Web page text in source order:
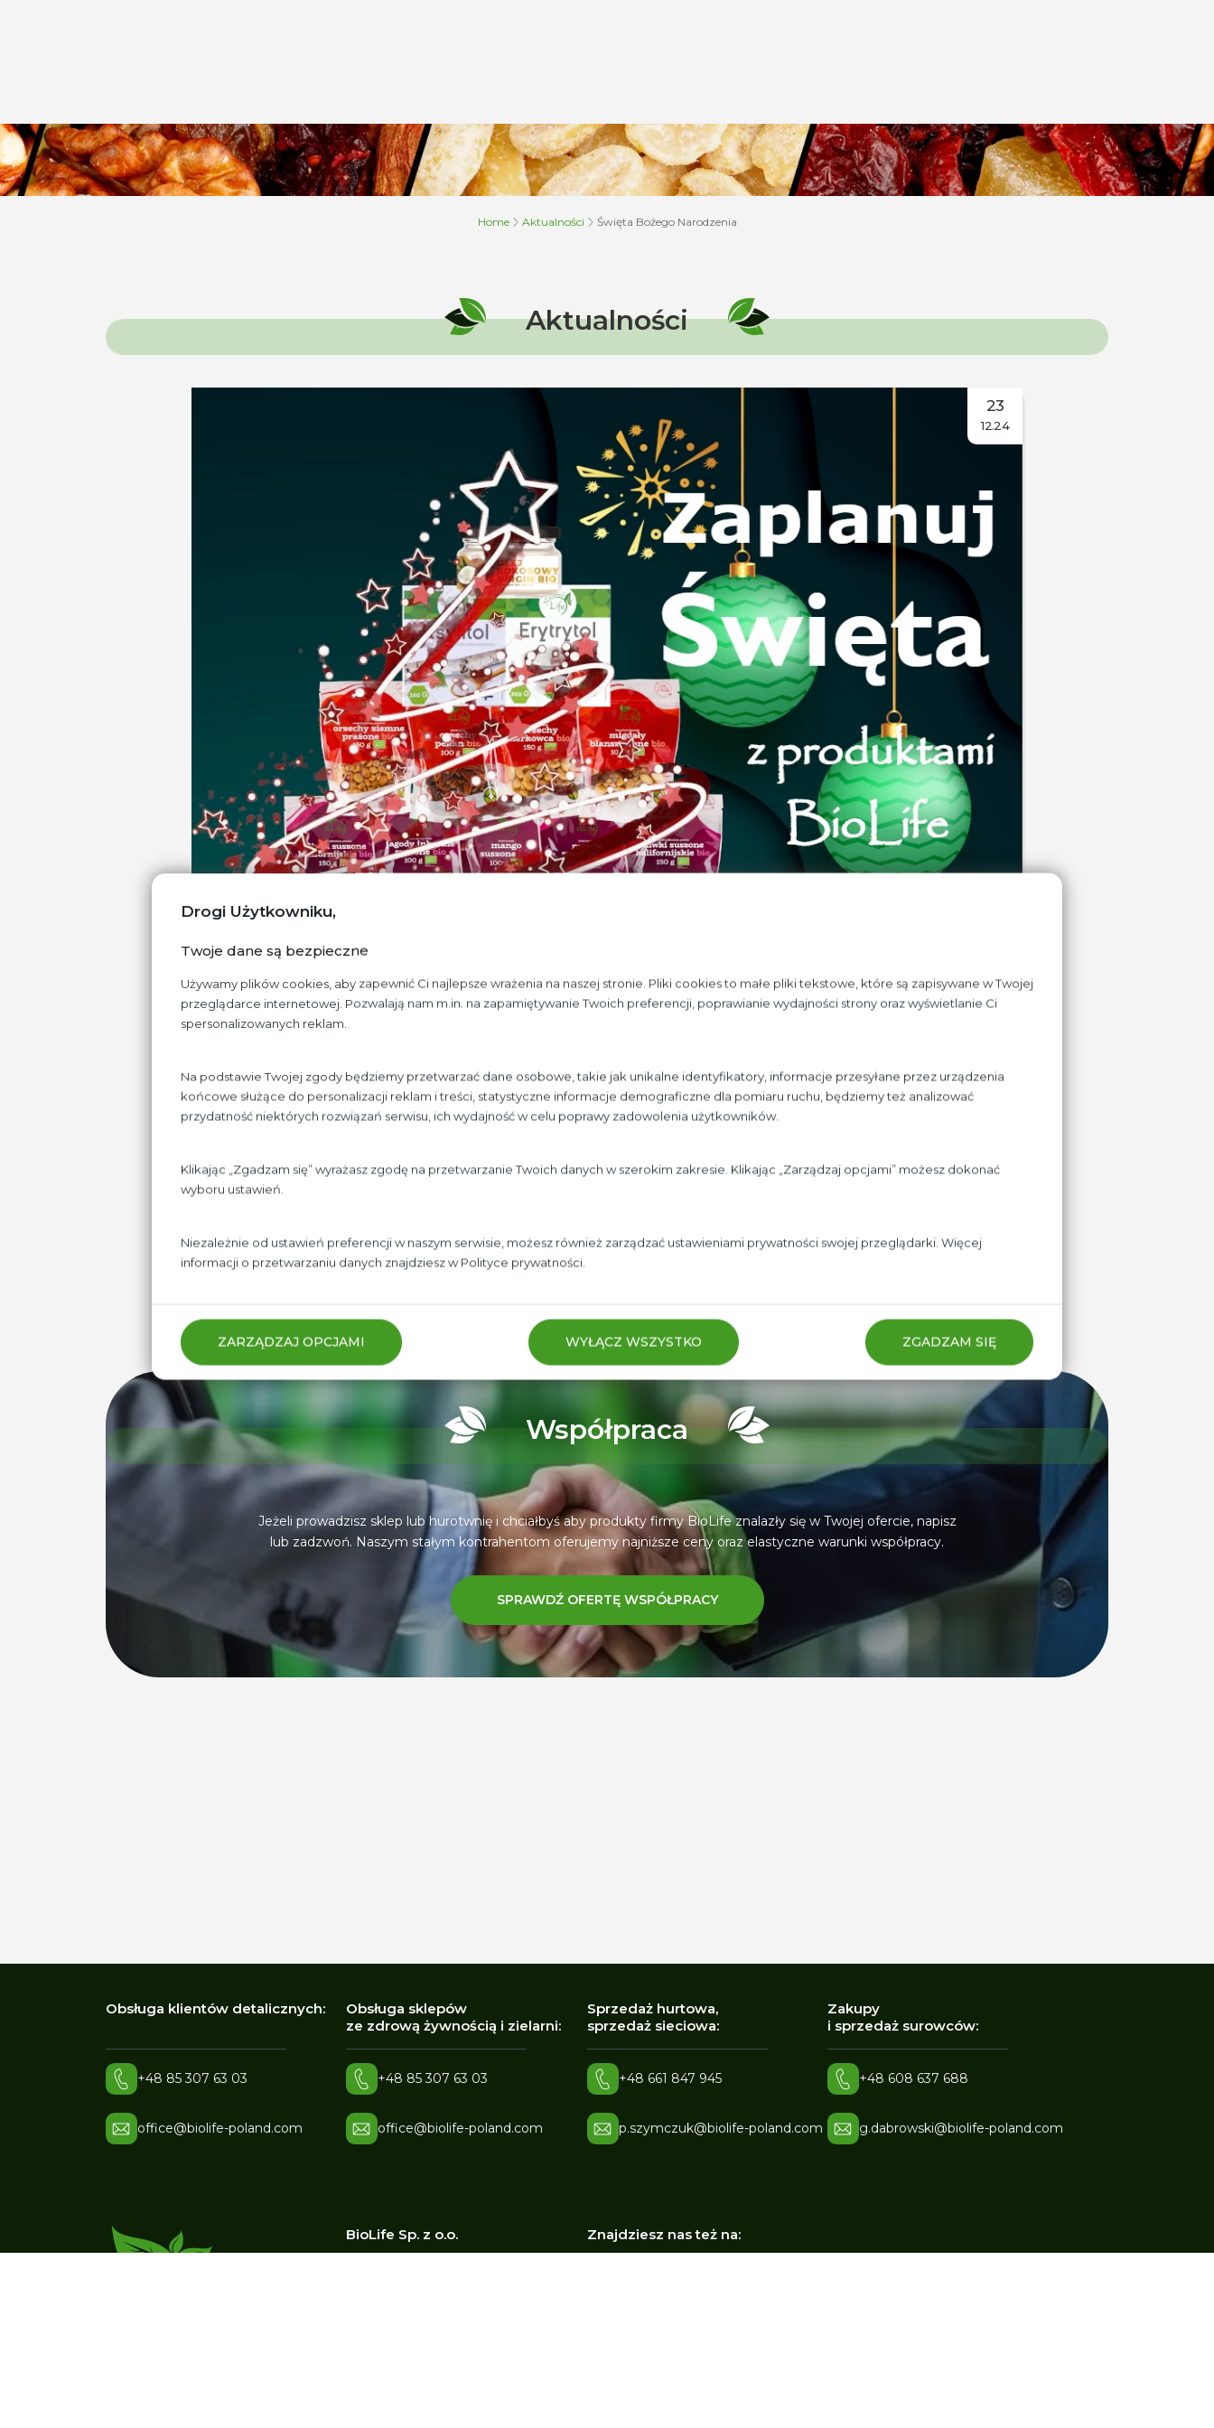
Drogi Użytkowniku,
Twoje dane są bezpieczne
Używamy plików cookies, aby zapewnić Ci najlepsze wrażenia na naszej stronie. Pliki cookies to małe pliki tekstowe, które są zapisywane w Twojej
przeglądarce internetowej. Pozwalają nam m.in. na zapamiętywanie Twoich preferencji, poprawianie wydajności strony oraz wyświetlanie Ci
spersonalizowanych reklam.
Na podstawie Twojej zgody będziemy przetwarzać dane osobowe, takie jak unikalne identyfikatory, informacje przesyłane przez urządzenia
końcowe służące do personalizacji reklam i treści, statystyczne informacje demograficzne dla pomiaru ruchu, będziemy też analizować
przydatność niektórych rozwiązań serwisu, ich wydajność w celu poprawy zadowolenia użytkowników.
Klikając „Zgadzam się” wyrażasz zgodę na przetwarzanie Twoich danych w szerokim zakresie. Klikając „Zarządzaj opcjami” możesz dokonać
wyboru ustawień.
Niezależnie od ustawień preferencji w naszym serwisie, możesz również zarządzać ustawieniami prywatności swojej przeglądarki. Więcej
informacji o przetwarzaniu danych znajdziesz w Polityce prywatności.
ZARZĄDZAJ OPCJAMI WYŁĄCZ WSZYSTKO ZGADZAM SIĘ
Home Aktualności Święta Bożego Narodzenia
Aktualności
23
12.24
Święta Bożego Narodzenia
Świątecznych wypieków i dań. W okresie nadchodzących Świąt Bożego Narodzenia życzymy
WRÓĆ DO AKTUALNOŚCI
Współpraca
Jeżeli prowadzisz sklep lub hurotwnię i chciałbyś aby produkty firmy BioLife znalazły się w Twojej ofercie, napisz
lub zadzwoń. Naszym stałym kontrahentom oferujemy najniższe ceny oraz elastyczne warunki współpracy.
SPRAWDŹ OFERTĘ WSPÓŁPRACY
Obsługa klientów detalicznych:
+48 85 307 63 03
office@biolife-poland.com
Obsługa sklepów
ze zdrową żywnością i zielarni:
+48 85 307 63 03
office@biolife-poland.com
Sprzedaż hurtowa,
sprzedaż sieciowa:
+48 661 847 945
p.szymczuk@biolife-poland.com
Zakupy
i sprzedaż surowców:
+48 608 637 688
g.dabrowski@biolife-poland.com
BioLife Sp. z o.o. Znajdziesz nas też na: